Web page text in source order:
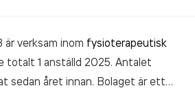
verksam inom fysioterapeutisk
totalt 1 anställd 2025. Antalet
sedan året innan. Bolaget är ett